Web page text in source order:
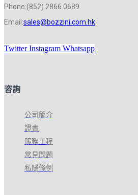
Phone:(852) 2866 0689
Email:sales@bozzini.com.hk
Twitter Instagram Whatsapp
咨詢
公司簡介
證書
服務工程
常見問題
私隱條例